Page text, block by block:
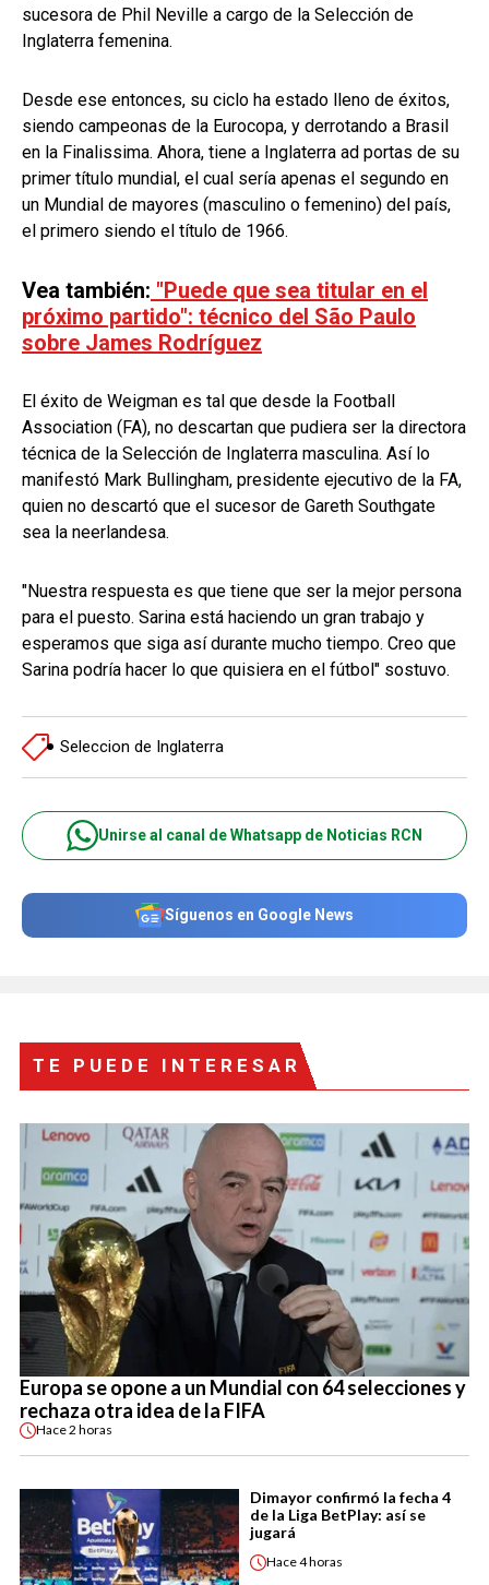
sucesora de Phil Neville a cargo de la Selección de
Inglaterra femenina.
Desde ese entonces, su ciclo ha estado lleno de éxitos,
siendo campeonas de la Eurocopa, y derrotando a Brasil
en la Finalissima. Ahora, tiene a Inglaterra ad portas de su
primer título mundial, el cual sería apenas el segundo en
un Mundial de mayores (masculino o femenino) del país,
el primero siendo el título de 1966.
Vea también: "Puede que sea titular en el
próximo partido": técnico del São Paulo
sobre James Rodríguez
El éxito de Weigman es tal que desde la Football
Association (FA), no descartan que pudiera ser la directora
técnica de la Selección de Inglaterra masculina. Así lo
manifestó Mark Bullingham, presidente ejecutivo de la FA,
quien no descartó que el sucesor de Gareth Southgate
sea la neerlandesa.
"Nuestra respuesta es que tiene que ser la mejor persona
para el puesto. Sarina está haciendo un gran trabajo y
esperamos que siga así durante mucho tiempo. Creo que
Sarina podría hacer lo que quisiera en el fútbol" sostuvo.
Seleccion de Inglaterra
Unirse al canal de Whatsapp de Noticias RCN
Síguenos en Google News
TE PUEDE INTERESAR
Europa se opone a un Mundial con 64 selecciones y
rechaza otra idea de la FIFA
Hace2 horas
Dimayor confirmó la fecha 4
de la Liga BetPlay: así se
jugará
Hace4 horas